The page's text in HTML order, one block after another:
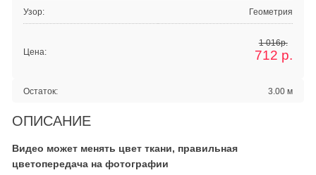
Узор: Геометрия
Цена:
1 016р.
712 р.
Остаток: 3.00 м
ОПИСАНИЕ
Видео может менять цвет ткани, правильная
цветопередача на фотографии